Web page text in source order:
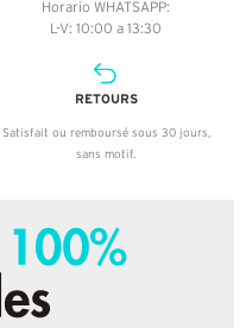
Horario WHATSAPP:
L-V: 10:00 a 13:30
RETOURS
Satisfait ou remboursé sous 30 jours,
sans motif.